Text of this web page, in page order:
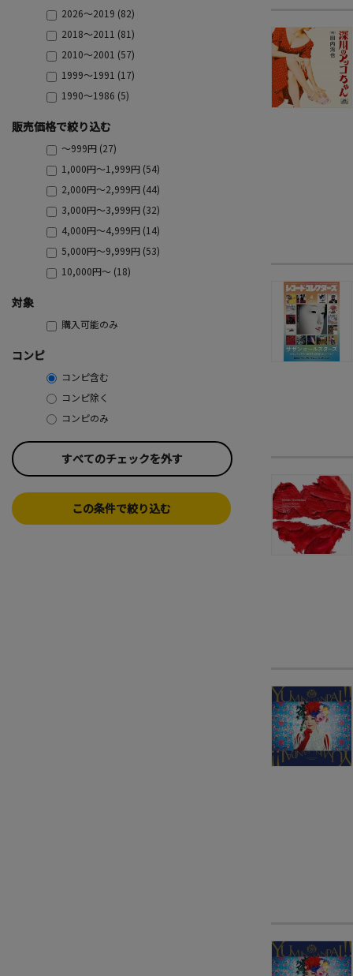
2026～2019 (82)
2018～2011 (81)
2010～2001 (57)
1999～1991 (17)
1990～1986 (5)
販売価格で絞り込む
～999円 (27)
1,000円～1,999円 (54)
2,000円～2,999円 (44)
3,000円～3,999円 (32)
4,000円～4,999円 (14)
5,000円～9,999円 (53)
10,000円～ (18)
対象
購入可能のみ
コンピ
コンピ含む
コンピ除く
コンピのみ
すべてのチェックを外す
この条件で絞り込む